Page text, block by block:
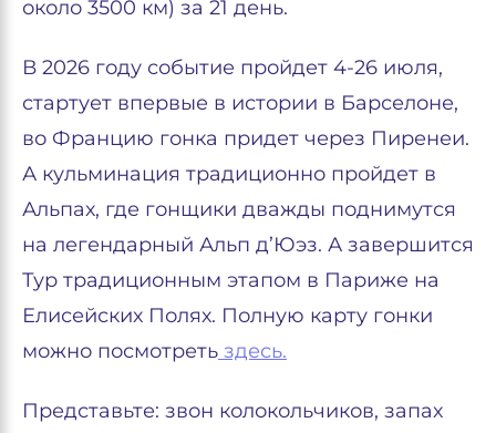
около 3500 км) за 21 день.
В 2026 году событие пройдет 4-26 июля,
стартует впервые в истории в Барселоне,
во Францию гонка придет через Пиренеи.
А кульминация традиционно пройдет в
Альпах, где гонщики дважды поднимутся
на легендарный Альп д’Юэз. А завершится
Тур традиционным этапом в Париже на
Елисейских Полях. Полную карту гонки
можно посмотреть здесь.
Представьте: звон колокольчиков, запах